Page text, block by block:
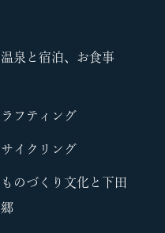
温泉と宿泊、お食事
ラフティング
サイクリング
ものづくり文化と下田
郷